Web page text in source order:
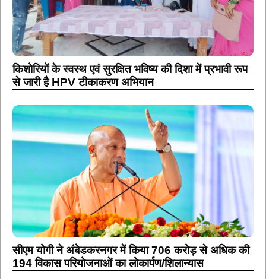
किशोरियों के स्वस्थ एवं सुरक्षित भविष्य की दिशा में प्रभावी रूप
से जारी है HPV टीकाकरण अभियान
सीएम योगी ने अंबेडकरनगर में किया 706 करोड़ से अधिक की
194 विकास परियोजनाओं का लोकार्पण/शिलान्यास